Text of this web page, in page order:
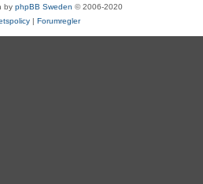
by phpBB Sweden © 2006-2020
| Forumregler